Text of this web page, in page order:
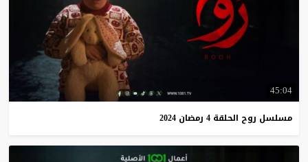
45:04
مسلسل روح الحلقة 4 رمضان 2024